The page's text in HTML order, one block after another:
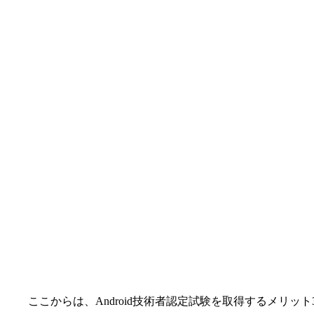
ここからは、Android技術者認定試験を取得するメリット